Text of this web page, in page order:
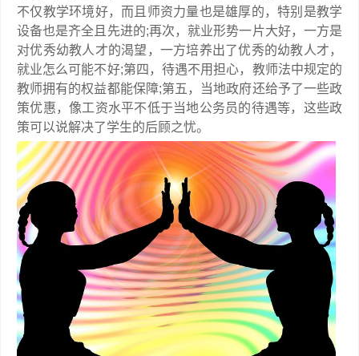
不仅教学环境好，而且师资力量也是雄厚的，特别是教学
设备也是齐全且先进的;再次，就业形势一片大好，一方是
对优秀幼教人才的渴望，一方培养出了优秀的幼教人才，
就业怎么可能不好;第四，待遇不用担心，教师法中规定的
教师拥有的权益都能保障;第五，当地政府还给予了一些政
策优惠，像工资水平不低于当地公务员的待遇等，这些政
策可以说解决了学生的后顾之忧。